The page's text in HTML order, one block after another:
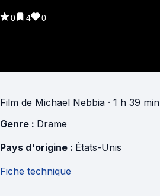
0 4 0
Film de Michael Nebbia · 1 h 39 min
Genre : Drame
Pays d'origine : États-Unis
Fiche technique